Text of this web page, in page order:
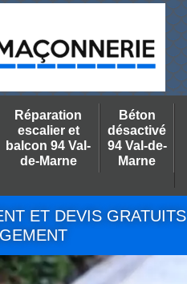
Réparation
escalier et
balcon 94 Val-
de-Marne
Béton
désactivé
94 Val-de-
Marne
ET DEVIS GRATUITS